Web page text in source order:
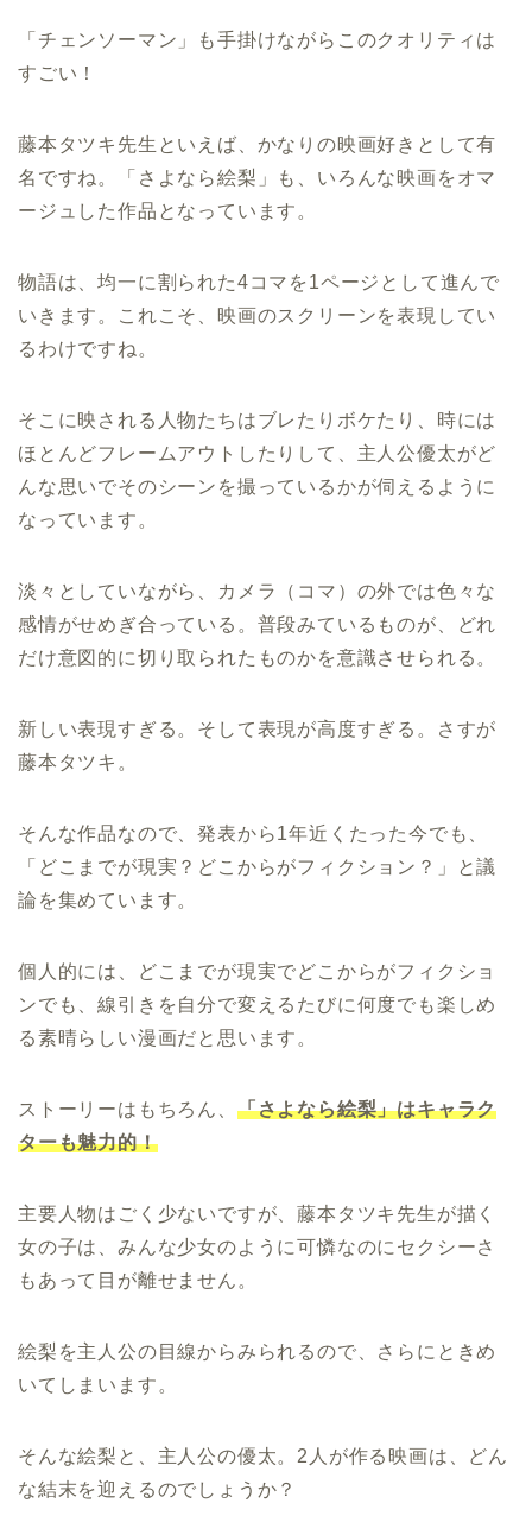
「チェンソーマン」も手掛けながらこのクオリティは
すごい！
藤本タツキ先生といえば、かなりの映画好きとして有
名ですね。「さよなら絵梨」も、いろんな映画をオマ
ージュした作品となっています。
物語は、均一に割られた4コマを1ページとして進んで
いきます。これこそ、映画のスクリーンを表現してい
るわけですね。
そこに映される人物たちはブレたりボケたり、時には
ほとんどフレームアウトしたりして、主人公優太がど
んな思いでそのシーンを撮っているかが伺えるように
なっています。
淡々としていながら、カメラ（コマ）の外では色々な
感情がせめぎ合っている。普段みているものが、どれ
だけ意図的に切り取られたものかを意識させられる。
新しい表現すぎる。そして表現が高度すぎる。さすが
藤本タツキ。
そんな作品なので、発表から1年近くたった今でも、
「どこまでが現実？どこからがフィクション？」と議
論を集めています。
個人的には、どこまでが現実でどこからがフィクショ
ンでも、線引きを自分で変えるたびに何度でも楽しめ
る素晴らしい漫画だと思います。
ストーリーはもちろん、 「さよなら絵梨」はキャラク
ターも魅力的！
主要人物はごく少ないですが、藤本タツキ先生が描く
女の子は、みんな少女のように可憐なのにセクシーさ
もあって目が離せません。
絵梨を主人公の目線からみられるので、さらにときめ
いてしまいます。
そんな絵梨と、主人公の優太。2人が作る映画は、どん
な結末を迎えるのでしょうか？